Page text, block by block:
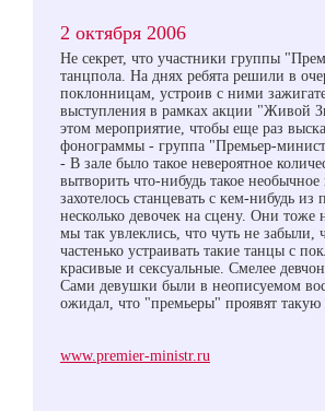
2 октября 2006
Не секрет, что участники группы
танцпола. На днях ребята решили в
поклонницам, устроив с ними
выступления в рамках акции "Живой
этом мероприятие, чтобы еще раз
фонограммы - группа "Премьер-
- В зале было такое невероятное
вытворить что-нибудь такое
захотелось станцевать с кем-нибудь
несколько девочек на сцену. Они
мы так увлеклись, что чуть не
частенько устраивать такие танцы с
красивые и сексуальные. Смелее
Сами девушки были в неописуемом
ожидал, что "премьеры" проявят такую
www.premier-ministr.ru